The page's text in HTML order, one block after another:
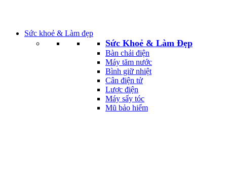
Sức khoẻ & Làm đẹp
Sức Khoẻ & Làm Đẹp
Bàn chải điện
Máy tăm nước
Bình giữ nhiệt
Cân điện tử
Lược điện
Máy sấy tóc
Mũ bảo hiểm